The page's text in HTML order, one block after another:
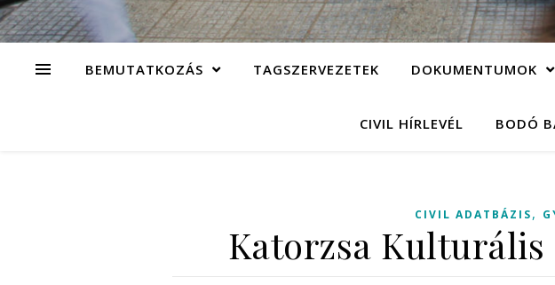
BEMUTATKOZÁS TAGSZERVEZETEK DOKUMENTUMOK
CIVIL HÍRLEVÉL BODÓ
CIVIL ADATBÁZIS,
Katorzsa